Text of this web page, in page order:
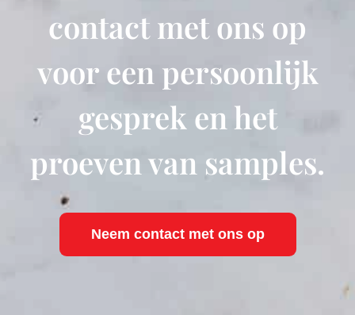
contact met ons op
voor een persoonlijk
gesprek en het
proeven van samples.
Neem contact met ons op